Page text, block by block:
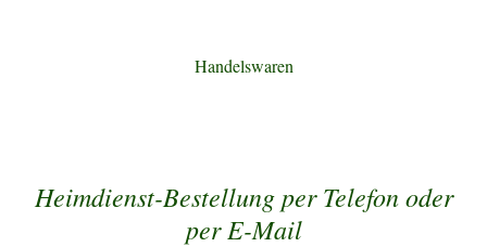
Handelswaren
Heimdienst-Bestellung per Telefon oder
per E-Mail